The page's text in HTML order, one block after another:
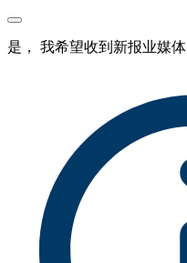
是， 我希望收到新报业媒体